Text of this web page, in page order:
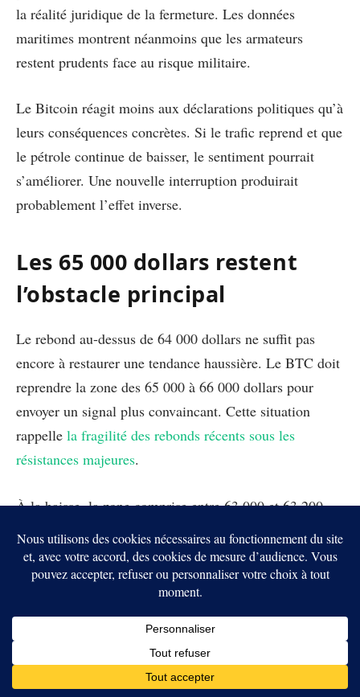
la réalité juridique de la fermeture. Les données
maritimes montrent néanmoins que les armateurs
restent prudents face au risque militaire.
Le Bitcoin réagit moins aux déclarations politiques qu’à
leurs conséquences concrètes. Si le trafic reprend et que
le pétrole continue de baisser, le sentiment pourrait
s’améliorer. Une nouvelle interruption produirait
probablement l’effet inverse.
Les 65 000 dollars restent
l’obstacle principal
Le rebond au-dessus de 64 000 dollars ne suffit pas
encore à restaurer une tendance haussière. Le BTC doit
reprendre la zone des 65 000 à 66 000 dollars pour
envoyer un signal plus convaincant. Cette situation
rappelle la fragilité des rebonds récents sous les
résistances majeures.
À la baisse, la zone comprise entre 63 000 et 63 200
dollars représente le premier support immédiat. Une
cassure pourrait replacer les 60 000 dollars dans le
viseur, surtout si les négociations diplomatiques se
Les flux vers les ETF Bitcoin restent également
déterminants. La diplomatie peut provoquer un rebond